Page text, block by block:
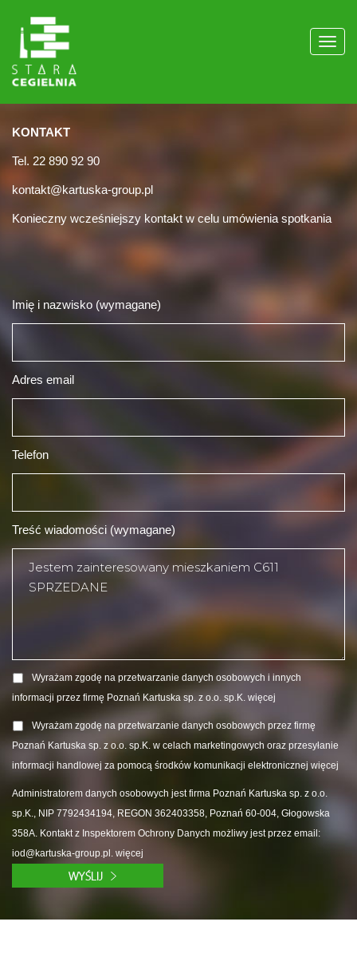
KONTAKT
Tel. 22 890 92 90
kontakt@kartuska-group.pl
Konieczny wcześniejszy kontakt w celu umówienia spotkania
Imię i nazwisko (wymagane)
Adres email
Telefon
Treść wiadomości (wymagane)
Wyrażam zgodę na przetwarzanie danych osobowych i innych
informacji przez firmę Poznań Kartuska sp. z o.o. sp.K.
Wyrażam zgodę na przetwarzanie danych osobowych przez firmę
Poznań Kartuska sp. z o.o. sp.K. w celach marketingowych oraz przesyłanie
informacji handlowej za pomocą środków komunikacji elektronicznej
Administratorem danych osobowych jest firma Poznań Kartuska sp. z o.o.
sp.K., NIP 7792434194, REGON 362403358, Poznań 60-004, Głogowska
358A. Kontakt z Inspektorem Ochrony Danych możliwy jest przez email:
iod@kartuska-group.pl.